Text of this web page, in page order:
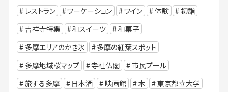
レストラン
ワーケーション ワイン 体験
初詣
吉祥寺特集
和スイーツ
和菓子
多摩エリアのかき氷
多摩の紅葉スポット
多摩地域桜マップ
寺社仏閣
市民プール
旅する多摩
日本酒 映画館 木
東京都立大学